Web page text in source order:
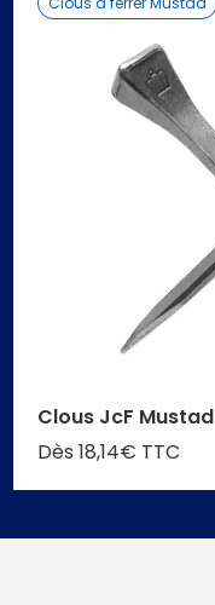
Clous JcF Mustad
Dès 18,14€ TTC